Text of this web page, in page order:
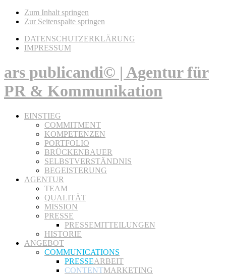
Zum Inhalt springen
Zur Seitenspalte springen
DATENSCHUTZERKLÄRUNG
IMPRESSUM
ars publicandi© | Agentur für
PR & Kommunikation
EINSTIEG
COMMITMENT
KOMPETENZEN
PORTFOLIO
BRÜCKENBAUER
SELBSTVERSTÄNDNIS
BEGEISTERUNG
AGENTUR
TEAM
QUALITÄT
MISSION
PRESSE
PRESSEMITTEILUNGEN
HISTORIE
ANGEBOT
COMMUNICATIONS
PRESSEARBEIT
CONTENTMARKETING